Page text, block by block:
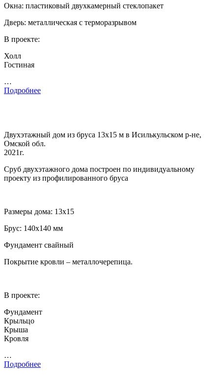
Окна: пластиковый двухкамерный стеклопакет
Дверь: металлическая с терморазрывом
В проекте:
Холл
Гостиная
…
Подробнее
Двухэтажный дом из бруса 13х15 м в Исилькульском р-не,
Омской обл.
2021г.
Сруб двухэтажного дома построен по индивидуальному
проекту из профилированного бруса
Размеры дома: 13х15
Брус: 140х140 мм
Фундамент свайный
Покрытие кровли – металлочерепица.
В проекте:
Фундамент
Крыльцо
Крыша
Кровля
…
Подробнее